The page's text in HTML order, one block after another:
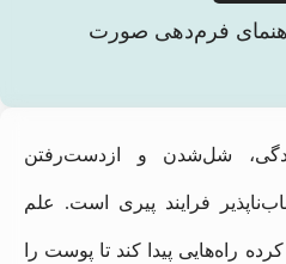
فرم‌دهی صورت
شل‌شدن و از‌دست‌رفتن
فرایند پیری است. علم
راه‌هایی پیدا کند تا پوست را